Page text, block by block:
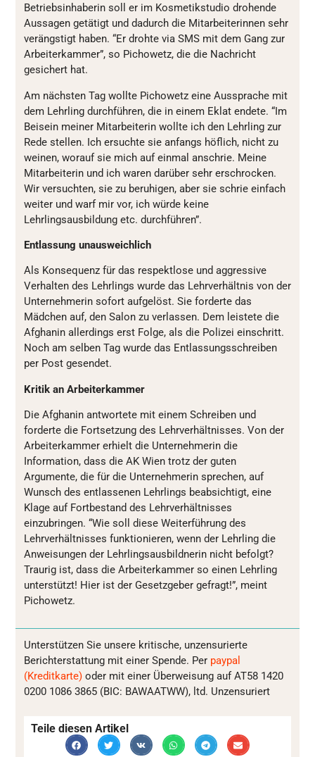
Betriebsinhaberin soll er im Kosmetikstudio drohende
Aussagen getätigt und dadurch die Mitarbeiterinnen sehr
verängstigt haben. “Er drohte via SMS mit dem Gang zur
Arbeiterkammer”, so Pichowetz, die die Nachricht
gesichert hat.
Am nächsten Tag wollte Pichowetz eine Aussprache mit
dem Lehrling durchführen, die in einem Eklat endete. “Im
Beisein meiner Mitarbeiterin wollte ich den Lehrling zur
Rede stellen. Ich ersuchte sie anfangs höflich, nicht zu
weinen, worauf sie mich auf einmal anschrie. Meine
Mitarbeiterin und ich waren darüber sehr erschrocken.
Wir versuchten, sie zu beruhigen, aber sie schrie einfach
weiter und warf mir vor, ich würde keine
Lehrlingsausbildung etc. durchführen”.
Entlassung unausweichlich
Als Konsequenz für das respektlose und aggressive
Verhalten des Lehrlings wurde das Lehrverhältnis von der
Unternehmerin sofort aufgelöst. Sie forderte das
Mädchen auf, den Salon zu verlassen. Dem leistete die
Afghanin allerdings erst Folge, als die Polizei einschritt.
Noch am selben Tag wurde das Entlassungsschreiben
per Post gesendet.
Kritik an Arbeiterkammer
Die Afghanin antwortete mit einem Schreiben und
forderte die Fortsetzung des Lehrverhältnisses. Von der
Arbeiterkammer erhielt die Unternehmerin die
Information, dass die AK Wien trotz der guten
Argumente, die für die Unternehmerin sprechen, auf
Wunsch des entlassenen Lehrlings beabsichtigt, eine
Klage auf Fortbestand des Lehrverhältnisses
einzubringen. “Wie soll diese Weiterführung des
Lehrverhältnisses funktionieren, wenn der Lehrling die
Anweisungen der Lehrlingsausbildnerin nicht befolgt?
Traurig ist, dass die Arbeiterkammer so einen Lehrling
unterstützt! Hier ist der Gesetzgeber gefragt!”, meint
Pichowetz.
Unterstützen Sie unsere kritische, unzensurierte
Berichterstattung mit einer Spende. Per paypal
(Kreditkarte) oder mit einer Überweisung auf AT58 1420
0200 1086 3865 (BIC: BAWAATWW), ltd. Unzensuriert
Teile diesen Artikel